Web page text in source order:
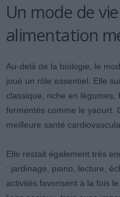
Un mode de
alimentation
Au-delà de la biologie, le
joué un rôle essentiel. Elle
classique, riche en légumes,
fermentés comme le yaourt.
meilleure santé
Elle restait également très
: jardinage, piano, lecture,
activités favorisent à la fois